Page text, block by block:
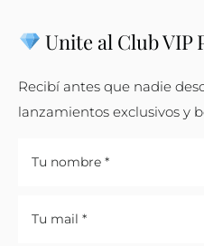
Unite al Club VIP
Recibí antes que nadie
lanzamientos exclusivos y